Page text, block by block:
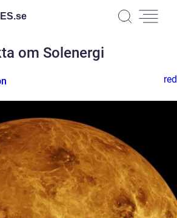
se
om Solenergi